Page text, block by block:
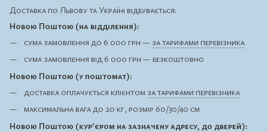
Доставка по Львову та Україні відбувається:
Новою Поштою (на відділення):
сума замовлення до 6 000 грн — за тарифами перевізника
сума замовлення від 6 000 грн — безкоштовно
Новою Поштою (у поштомат):
доставка оплачується клієнтом за тарифами перевізника
максимальна вага до 20 кг, розмір 60/30/40 см
Новою Поштою (кур'єром на зазначену адресу, до дверей):